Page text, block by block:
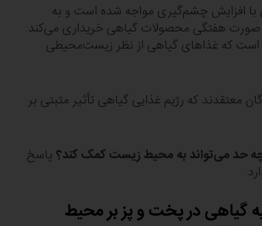
افزایش چشم‌گیری مواجه شده است و به
صورت هفتگی محصولات گیاهی خریداری می‌کند.
است که غذاهای گیاهی از نظر زیست‌محیطی
از مصرف‌کنندگان معتقدند که رژیم غذایی گیاهی تأثیر مثبتی بر
تا چه حد می‌تواند به محیط زیست کمک کند؟ پاسخ
گیاهی در پخت و پز بر محیط